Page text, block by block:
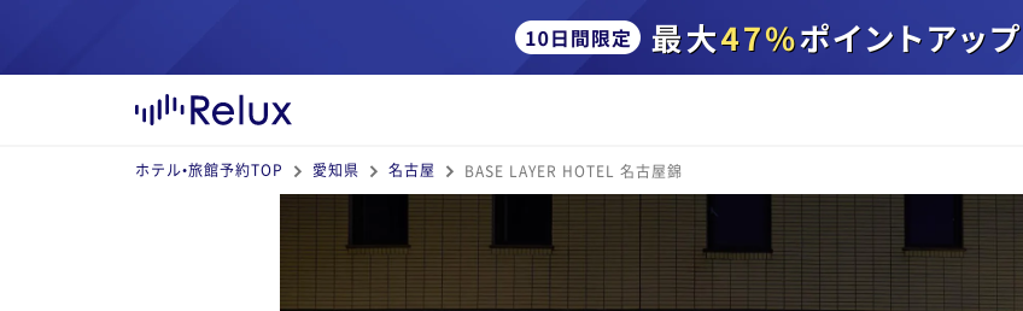
ホテル•旅館予約TOP 愛知県 名古屋 BASE LAYER HOTEL 名古屋錦